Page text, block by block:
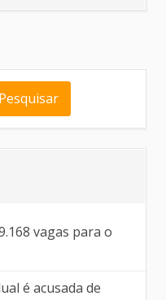
vagas para o
é acusada de